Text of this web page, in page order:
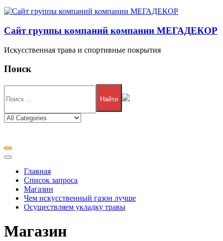
Сайт группы компаний компании МЕГАДЕКОР
Искусственная трава и спортивные покрытия
Поиск
Найти
Главная
Список запроса
Магазин
Чем искусственный газон лучше
Осуществляем укладку травы
Магазин